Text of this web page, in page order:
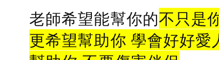
老師希望能幫你的不只是
更希望幫助你 學會好好愛